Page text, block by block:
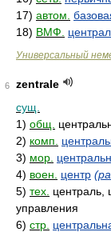
17) автом.
18) ВМФ.
Универсальный
6
zentrale
сущ.
1) общ.
2) комп.
3) мор.
4) воен. центр
5) тех. централь,
управления
6) стр.